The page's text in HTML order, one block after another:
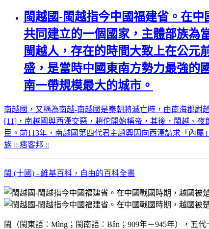
閩越國-閩越指今中國福建省。在
共同建立的一個國家，主體部族為
閩越人，存在的時間大致上在公元
盛，是當時中國東南方勢力最強的
南一帶規模最大的城市。
南越國，又稱為南越-南越國是秦朝將滅亡時，由南海郡尉
[11]，南越國與西漢交惡，趙佗開始稱帝，其後，閩越、
臣。前113年，南越國第四代君主趙興因向西漢請求「內
族 :: 痞客邦 ::
閩 (十國) - 維基百科，自由的百科全書
閩（閩東語：Mìng；閩南語：Bân；909年－945年），五